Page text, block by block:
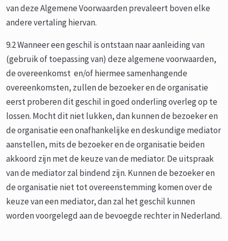
van deze Algemene Voorwaarden prevaleert boven elke
andere vertaling hiervan.
9.2 Wanneer een geschil is ontstaan naar aanleiding van
(gebruik of toepassing van) deze algemene voorwaarden,
de overeenkomst en/of hiermee samenhangende
overeenkomsten, zullen de bezoeker en de organisatie
eerst proberen dit geschil in goed onderling overleg op te
lossen. Mocht dit niet lukken, dan kunnen de bezoeker en
de organisatie een onafhankelijke en deskundige mediator
aanstellen, mits de bezoeker en de organisatie beiden
akkoord zijn met de keuze van de mediator. De uitspraak
van de mediator zal bindend zijn. Kunnen de bezoeker en
de organisatie niet tot overeenstemming komen over de
keuze van een mediator, dan zal het geschil kunnen
worden voorgelegd aan de bevoegde rechter in Nederland.